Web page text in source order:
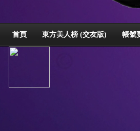
首頁 東方美人榜 (交友版) 帳號